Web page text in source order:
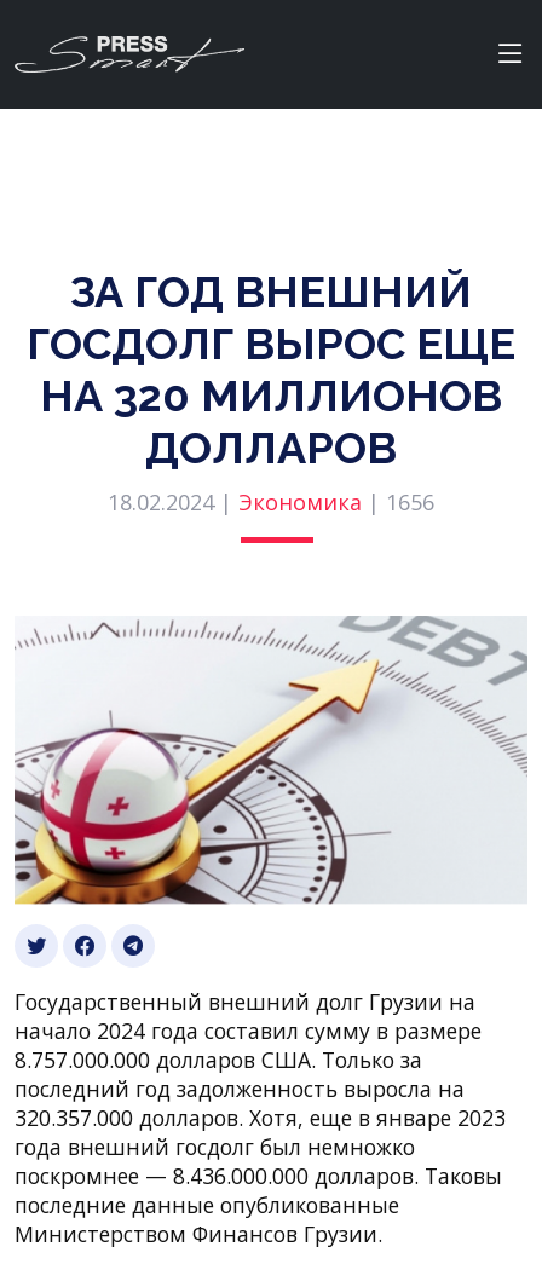
ЗА ГОД ВНЕШНИЙ
ГОСДОЛГ ВЫРОС ЕЩЕ
НА 320 МИЛЛИОНОВ
ДОЛЛАРОВ
18.02.2024 | Экономика | 1656
Государственный внешний долг Грузии на
начало 2024 года составил сумму в размере
8.757.000.000 долларов США. Только за
последний год задолженность выросла на
320.357.000 долларов. Хотя, еще в январе 2023
года внешний госдолг был немножко
поскромнее — 8.436.000.000 долларов. Таковы
последние данные опубликованные
Министерством Финансов Грузии.